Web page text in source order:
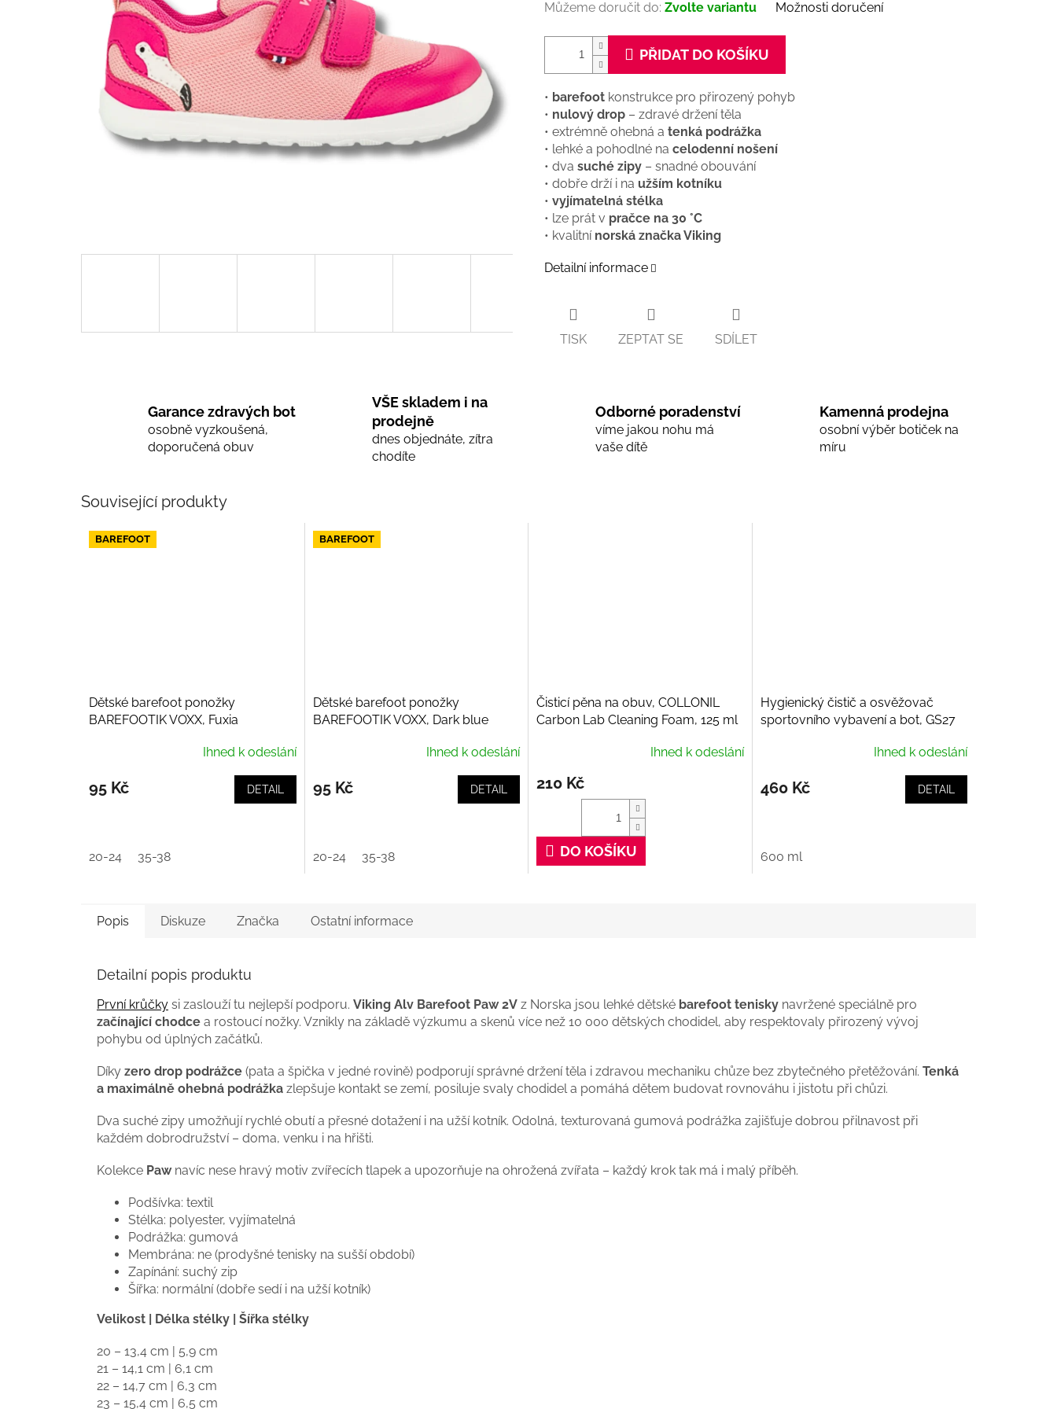
Můžeme doručit do: Zvolte variantu Možnosti doručení
PŘIDAT DO KOŠÍKU
• barefoot konstrukce pro přirozený pohyb
• nulový drop – zdravé držení těla
• extrémně ohebná a tenká podrážka
• lehké a pohodlné na celodenní nošení
• dva suché zipy – snadné obouvání
• dobře drží i na užším kotníku
• vyjímatelná stélka
• lze prát v pračce na 30 °C
• kvalitní norská značka Viking
Detailní informace
TISK ZEPTAT SE SDÍLET
Garance zdravých bot
osobně vyzkoušená,
doporučená obuv
VŠE skladem i na
prodejně
dnes objednáte, zítra
chodíte
Odborné poradenství
víme jakou nohu má
vaše dítě
Kamenná prodejna
osobní výběr botiček na
míru
Související produkty
BAREFOOT
Dětské barefoot ponožky
BAREFOOTIK VOXX, Fuxia
Ihned k odeslání
95 Kč DETAIL
20-24 35-38
BAREFOOT
Dětské barefoot ponožky
BAREFOOTIK VOXX, Dark blue
Ihned k odeslání
95 Kč DETAIL
20-24 35-38
Čisticí pěna na obuv, COLLONIL
Carbon Lab Cleaning Foam, 125 ml
Ihned k odeslání
210 Kč
DO KOŠÍKU
Hygienický čistič a osvěžovač
sportovního vybavení a bot, GS27
Ihned k odeslání
460 Kč DETAIL
600 ml
Popis Diskuze Značka Ostatní informace
Detailní popis produktu
První krůčky si zaslouží tu nejlepší podporu. Viking Alv Barefoot Paw 2V z Norska jsou lehké dětské barefoot tenisky navržené speciálně pro
začínající chodce a rostoucí nožky. Vznikly na základě výzkumu a skenů více než 10 000 dětských chodidel, aby respektovaly přirozený vývoj
pohybu od úplných začátků.
Díky zero drop podrážce (pata a špička v jedné rovině) podporují správné držení těla i zdravou mechaniku chůze bez zbytečného přetěžování. Tenká
a maximálně ohebná podrážka zlepšuje kontakt se zemí, posiluje svaly chodidel a pomáhá dětem budovat rovnováhu i jistotu při chůzi.
Dva suché zipy umožňují rychlé obutí a přesné dotažení i na užší kotník. Odolná, texturovaná gumová podrážka zajišťuje dobrou přilnavost při
každém dobrodružství – doma, venku i na hřišti.
Kolekce Pawnavíc nese hravý motiv zvířecích tlapek a upozorňuje na ohrožená zvířata – každý krok tak má i malý příběh.
Podšívka: textil
Stélka: polyester, vyjímatelná
Podrážka: gumová
Membrána: ne (prodyšné tenisky na sušší období)
Zapínání: suchý zip
Šířka: normální (dobře sedí i na užší kotník)
Velikost | Délka stélky | Šířka stélky
20 – 13,4 cm | 5,9 cm
21 – 14,1 cm | 6,1 cm
22 – 14,7 cm | 6,3 cm
23 – 15,4 cm | 6,5 cm